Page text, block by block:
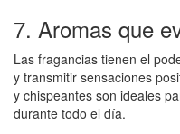
7. Aromas que
Las fragancias tienen el
y transmitir sensaciones
y chispeantes son ideales
durante todo el día.